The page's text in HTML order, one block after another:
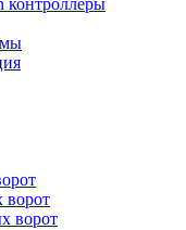
контроллеры
ворот
ворот